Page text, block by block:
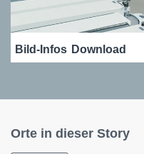
Bild-Infos Download
Orte in dieser Story